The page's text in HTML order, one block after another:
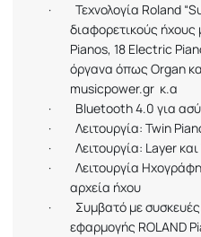
·
Τεχνολογία Roland
διαφορετικούς ήχους
Pianos, 18 Electric
όργανα όπως Organ
musicpower.gr κ.α
·
Bluetooth 4.0 για
·
Λειτουργία: Twin
·
Λειτουργία: Layer και
·
Λειτουργία
αρχεία ήχου
·
Συμβατό με συσκευές
εφαρμογής ROLAND